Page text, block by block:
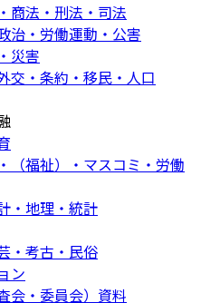
商法・刑法・司法
治・労働運動・公害
災害
交・条約・移民・人口
（福祉）・マスコミ・労働
・地理・統計
・考古・民俗
ン
会・委員会）資料